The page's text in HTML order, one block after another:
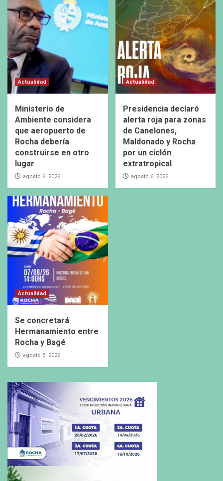
Actualidad
Ministerio de
Ambiente considera
que aeropuerto de
Rocha debería
construirse en otro
lugar
agosto 6, 2026
Actualidad
Presidencia declaró
alerta roja para zonas
de Canelones,
Maldonado y Rocha
por un ciclón
extratropical
agosto 6, 2026
Actualidad
Se concretará
Hermanamiento entre
Rocha y Bagé
agosto 5, 2026